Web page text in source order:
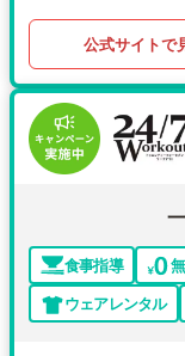
公式サイトで
食事指導
ウェアレンタル